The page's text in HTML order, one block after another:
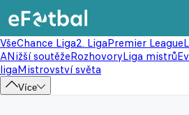
VšeChance Liga2. LigaPremier League
ANižší soutěžeRozhovoryLiga mistrů
ligaMistrovství světa
Více